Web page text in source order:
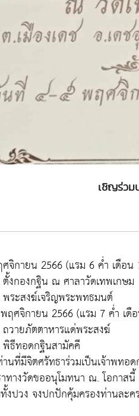
เชิญร่ว
จิกายน 2566 (แรม 6 ค่ำ เดือน
ตั้งกองกฐิน ณ ศาลาวัดเทพเกษม
พระสงฆ์เจริญพระพทธมนต์
ศจิกายน 2566 (แรม 7 ค่ำ เดื
ถวายภัตตาหารแด่พระสงฆ์
พิธีทอดกฐินสามัคคี
นที่มีจิตศรัทธาร่วมเป็นเจ้าพทอ
ทางวัดขออนุโมทนา ณ. โอกาส
งปวง จงปกปักคุ้มครองท่านล